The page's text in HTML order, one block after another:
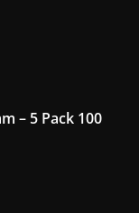
– 5 Pack 100